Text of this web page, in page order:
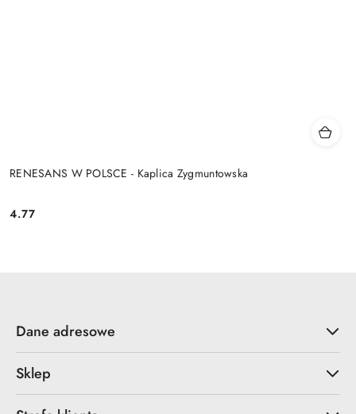
RENESANS W POLSCE - Kaplica Zygmuntowska
Cena:
4.77
Dane adresowe
Sklep